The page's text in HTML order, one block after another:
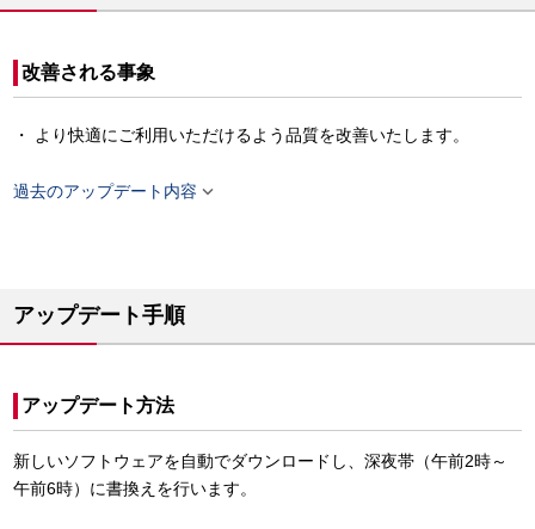
改善される事象
より快適にご利用いただけるよう品質を改善いたします。
過去のアップデート内容 
アップデート手順
アップデート方法
新しいソフトウェアを自動でダウンロードし、深夜帯（午前2時～
午前6時）に書換えを行います。